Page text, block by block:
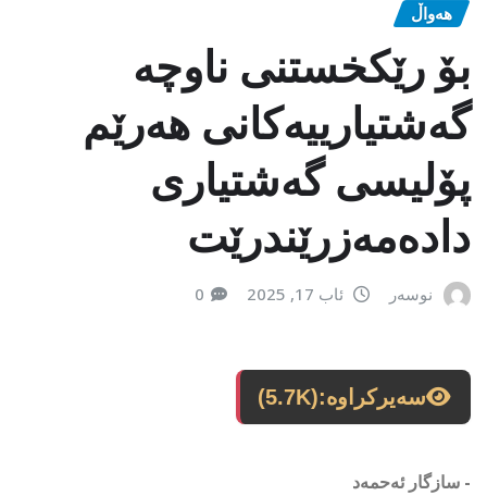
هەواڵ
بۆ رێکخستنی ناوچە
گەشتیارییەکانی هەرێم
پۆلیسی گەشتیاری
دادەمەزرێندرێت
نوسەر ئاب 17, 2025 0
سەیرکراوە:(5.7K)
- سازگار ئەحمەد